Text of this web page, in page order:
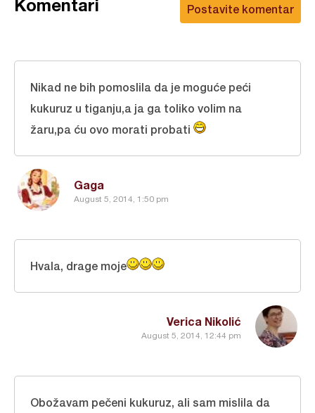
Postavite komentar
Komentari
Gaga
August 5, 2014, 1:50 pm
Nikad ne bih pomoslila da je moguće peći
kukuruz u tiganju,a ja ga toliko volim na
žaru,pa ću ovo morati probati
Verica Nikolić
August 5, 2014, 12:44 pm
Hvala, drage moje
Obožavam pečeni kukuruz, ali sam mislila da